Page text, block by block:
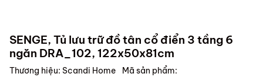
SENGE, Tủ lưu trữ đồ tân cổ điển 3 tầng 6
ngăn DRA_102, 122x50x81cm
Thương hiệu: Scandi Home
Mã sản phẩm: